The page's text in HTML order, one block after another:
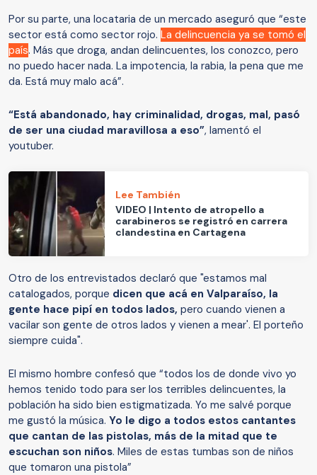
Por su parte, una locataria de un mercado aseguró que “este
sector está como sector rojo. La delincuencia ya se tomó el
país. Más que droga, andan delincuentes, los conozco, pero
no puedo hacer nada. La impotencia, la rabia, la pena que me
da. Está muy malo acá”.
“Está abandonado, hay criminalidad, drogas, mal, pasó
de ser una ciudad maravillosa a eso”, lamentó el
youtuber.
Lee También
VIDEO | Intento de atropello a
carabineros se registró en carrera
clandestina en Cartagena
Otro de los entrevistados declaró que "estamos mal
catalogados, porque dicen que acá en Valparaíso, la
gente hace pipí en todos lados, pero cuando vienen a
vacilar son gente de otros lados y vienen a mear'. El porteño
siempre cuida".
El mismo hombre confesó que “todos los de donde vivo yo
hemos tenido todo para ser los terribles delincuentes, la
población ha sido bien estigmatizada. Yo me salvé porque
me gustó la música. Yo le digo a todos estos cantantes
que cantan de las pistolas, más de la mitad que te
escuchan son niños. Miles de estas tumbas son de niños
que tomaron una pistola”